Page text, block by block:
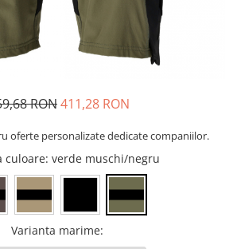
birou
eco
grafit
RON411,28 RON
oferte personalizate dedicate companiilor.
culoare: verde muschi/negru
Varianta marime: